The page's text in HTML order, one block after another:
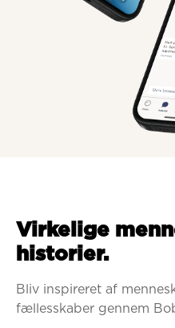
Virkelige
historier.
Bliv inspireret af
fællesskaber gennem